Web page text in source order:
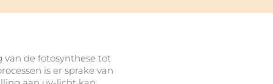
van de fotosynthese tot
is er sprake van